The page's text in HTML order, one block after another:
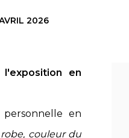
2026
en
en
couleur du